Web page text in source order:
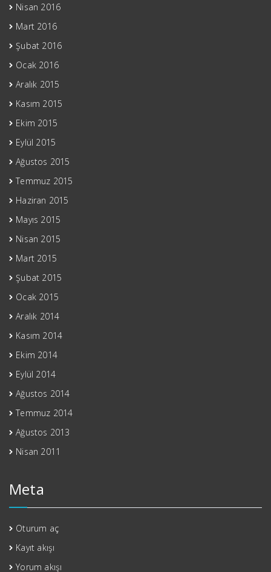
Nisan 2016
Mart 2016
Şubat 2016
Ocak 2016
Aralık 2015
Kasım 2015
Ekim 2015
Eylül 2015
Ağustos 2015
Temmuz 2015
Haziran 2015
Mayıs 2015
Nisan 2015
Mart 2015
Şubat 2015
Ocak 2015
Aralık 2014
Kasım 2014
Ekim 2014
Eylül 2014
Ağustos 2014
Temmuz 2014
Ağustos 2013
Nisan 2011
Meta
Oturum aç
Kayıt akışı
Yorum akışı